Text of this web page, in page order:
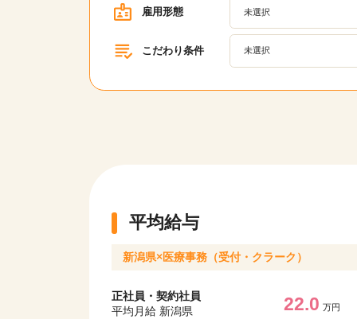
雇用形態 未選択
こだわり条件 未選択
平均給与
新潟県×医療事務（受付・クラーク）
正社員・契約社員
平均月給 新潟県
22.0 万円
該当件数